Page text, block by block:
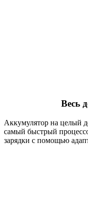
Весь
Аккумулятор на целый
самый быстрый
зарядки с помощью